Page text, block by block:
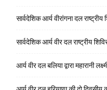
सार्वदेशिक आर्य वीरांगना दल
सार्वदेशिक आर्य वीर दल राष्ट्रीय
आर्य वीर दल बलिया द्वारा महारानी